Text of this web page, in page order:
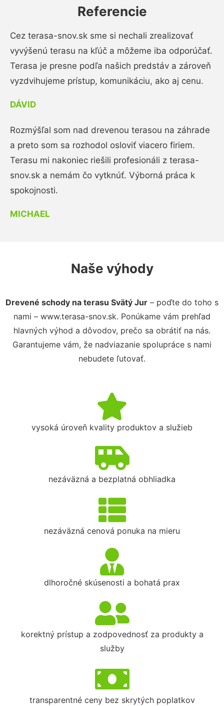
Referencie
Cez terasa-snov.sk sme si nechali zrealizovať
vyvýšenú terasu na kľúč a môžeme iba odporúčať.
Terasa je presne podľa našich predstáv a zároveň
vyzdvihujeme prístup, komunikáciu, ako aj cenu.
DÁVID
Rozmýšľal som nad drevenou terasou na záhrade
a preto som sa rozhodol osloviť viacero firiem.
Terasu mi nakoniec riešili profesionáli z terasa-
snov.sk a nemám čo vytknúť. Výborná práca k
spokojnosti.
MICHAEL
Naše výhody
Drevené schody na terasu Svätý Jur – poďte do toho s
nami – www.terasa-snov.sk. Ponúkame vám prehľad
hlavných výhod a dôvodov, prečo sa obrátiť na nás.
Garantujeme vám, že nadviazanie spolupráce s nami
nebudete ľutovať.
vysoká úroveň kvality produktov a služieb
nezáväzná a bezplatná obhliadka
nezáväzná cenová ponuka na mieru
dlhoročné skúsenosti a bohatá prax
korektný prístup a zodpovednosť za produkty a
služby
transparentné ceny bez skrytých poplatkov